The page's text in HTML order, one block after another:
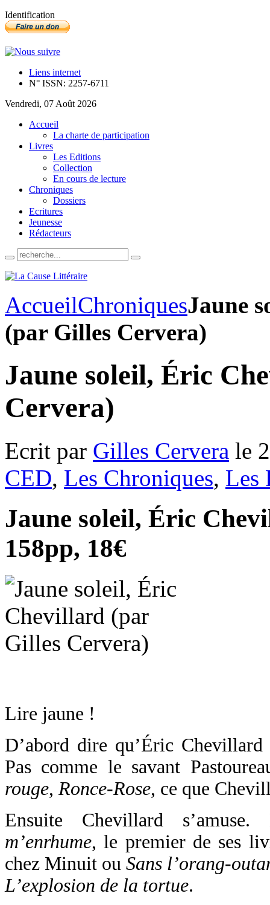
Identification
Liens internet
N° ISSN: 2257-6711
Vendredi, 07 Août 2026
Accueil
La charte de participation
Livres
Les Editions
Collection
En cours de lecture
Chroniques
Dossiers
Ecritures
Jeunesse
Rédacteurs
AccueilChroniquesJaune
(par Gilles Cervera)
Jaune soleil, Éric
Cervera)
Ecrit par Gilles Cervera le
CED, Les Chroniques, Les
Jaune soleil, Éric
158pp, 18€
Lire jaune !
D’abord dire qu’Éric
Pas comme le savant
rouge, Ronce-Rose, ce que
Ensuite Chevillard
m’enrhume, le premier de ses
chez Minuit ou Sans l’orang-
L’explosion de la tortue.